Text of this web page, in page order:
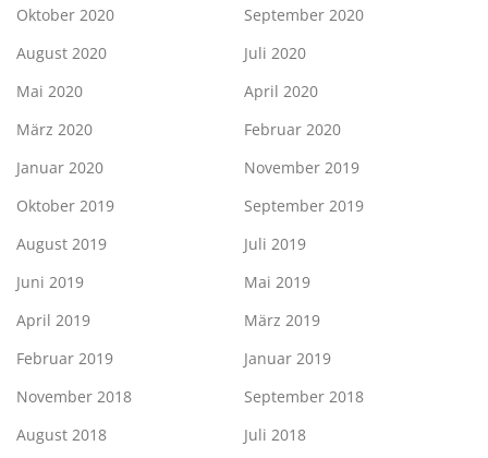
Oktober 2020
September 2020
August 2020
Juli 2020
Mai 2020
April 2020
März 2020
Februar 2020
Januar 2020
November 2019
Oktober 2019
September 2019
August 2019
Juli 2019
Juni 2019
Mai 2019
April 2019
März 2019
Februar 2019
Januar 2019
November 2018
September 2018
August 2018
Juli 2018